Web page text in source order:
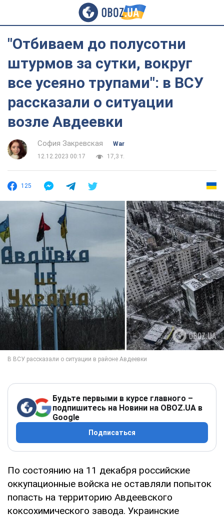
"Отбиваем до полусотни
штурмов за сутки, вокруг
все усеяно трупами": в ВСУ
рассказали о ситуации
возле Авдеевки
София Закревская
War
12.12.2023 00:17
17,3 т.
125
Будьте первыми в курсе главного –
подпишитесь на Новини на OBOZ.UA в
Google
Подписаться
По состоянию на 11 декабря российские
оккупационные войска не оставляли попыток
попасть на территорию Авдеевского
коксохимического завода. Украинские